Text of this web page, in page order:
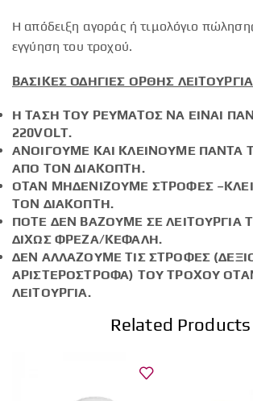
Η απόδειξη αγοράς ή τιμολόγιο
εγγύηση του τροχού.
ΒΑΣΙΚΕΣ ΟΔΗΓΙΕΣ ΟΡΘΗΣ
Η ΤΑΣΗ ΤΟΥ ΡΕΥΜΑΤΟΣ ΝΑ ΕΙΝΑΙ
220VOLT.
ΑΝΟΙΓΟΥΜΕ ΚΑΙ ΚΛΕΙΝΟΥΜΕ ΠΑΝΤΑ
ΑΠΟ ΤΟΝ ΔΙΑΚΟΠΤΗ.
ΟΤΑΝ ΜΗΔΕΝΙΖΟΥΜΕ ΣΤΡΟΦΕΣ
ΤΟΝ ΔΙΑΚΟΠΤΗ.
ΠΟΤΕ ΔΕΝ ΒΑΖΟΥΜΕ ΣΕ ΛΕΙΤΟΥΡΓΙΑ
ΔΙΧΩΣ ΦΡΕΖΑ/ΚΕΦΑΛΗ.
ΔΕΝ ΑΛΛΑΖΟΥΜΕ ΤΙΣ ΣΤΡΟΦΕΣ
ΑΡΙΣΤΕΡΟΣΤΡΟΦΑ) ΤΟΥ ΤΡΟΧΟΥ
ΛΕΙΤΟΥΡΓΙΑ.
Related Products